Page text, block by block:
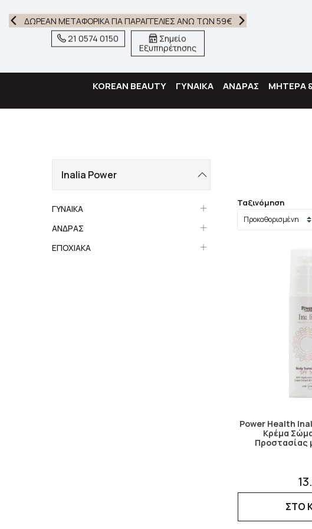
ΔΩΡΕΑΝ ΜΕΤΑΦΟΡΙΚΑ ΓΙΑ ΠΑΡΑΓΓΕΛΙΕΣ ΑΝΩ ΤΩΝ 59€
21 0574 0150
Σημείο
Εξυπηρέτησης
KOREAN BEAUTY ΓΥΝΑΙΚΑ ΑΝΔΡΑΣ ΜΗΤΕΡΑ
Inalia Power
ΓΥΝΑΙΚΑ
ΑΝΔΡΑΣ
ΕΠΟΧΙΑΚΑ
Ταξινόμηση
Power Health
Κρέμα
Προστασίας
ΣΤΟ